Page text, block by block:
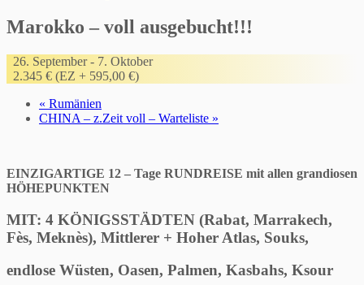
Marokko – voll ausgebucht!!!
26. September- 7. Oktober
2.345 € (EZ + 595,00 €)
« Rumänien
CHINA – z.Zeit voll – Warteliste »
EINZIGARTIGE 12 – Tage RUNDREISE mit allen grandiosen
HÖHEPUNKTEN
MIT: 4 KÖNIGSSTÄDTEN (Rabat, Marrakech,
Fès, Meknès), Mittlerer + Hoher Atlas, Souks,
endlose Wüsten, Oasen, Palmen, Kasbahs, Ksour